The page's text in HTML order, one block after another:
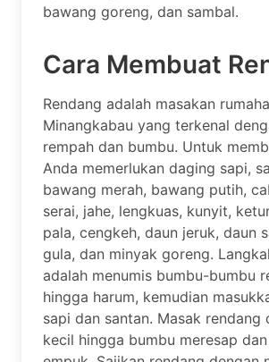
bawang goreng, dan sambal.
Cara Membuat
Rendang adalah masakan
Minangkabau yang terkenal
rempah dan bumbu. Untuk
Anda memerlukan daging sapi,
bawang merah, bawang putih,
serai, jahe, lengkuas, kunyit,
pala, cengkeh, daun jeruk, daun
gula, dan minyak goreng.
adalah menumis bumbu-bumbu
hingga harum, kemudian
sapi dan santan. Masak rendang
kecil hingga bumbu meresap